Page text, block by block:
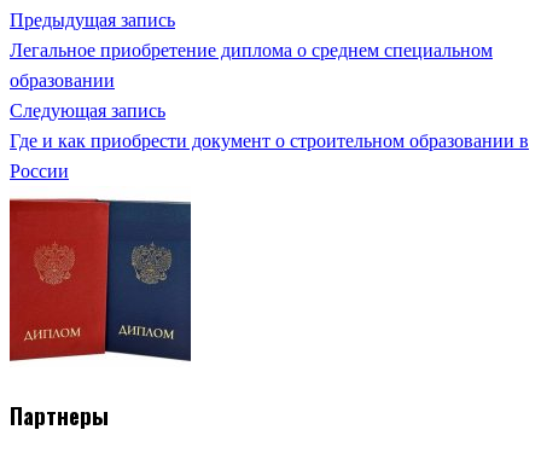
Предыдущая запись
Легальное приобретение диплома о среднем специальном
образовании
Следующая запись
Где и как приобрести документ о строительном образовании в
России
Партнеры